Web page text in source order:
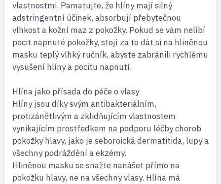
vlastnostmi. Pamatujte, že hlíny mají silný
adstringentní účinek, absorbují přebytečnou
vlhkost a kožní maz z pokožky. Pokud se vám nelíbí
pocit napnuté pokožky, stojí za to dát si na hliněnou
masku teplý vlhký ručník, abyste zabránili rychlému
vysušení hlíny a pocitu napnutí.
Hlína jako přísada do péče o vlasy
Hlíny jsou díky svým antibakteriálním,
protizánětlivým a zklidňujícím vlastnostem
vynikajícím prostředkem na podporu léčby chorob
pokožky hlavy, jako je seboroická dermatitida, lupy a
všechny podráždění a ekzémy.
Hliněnou masku se snažte nanášet přímo na
pokožku hlavy, ne na všechny vlasy. Hlína má